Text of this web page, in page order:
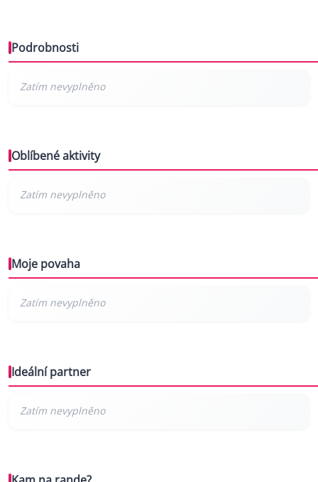
Podrobnosti
Oblíbené aktivity
Moje povaha
Ideální partner